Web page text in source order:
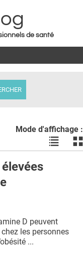
de santé
Mode d'affichage :
Voir
les
les
D peuvent
les personnes
...